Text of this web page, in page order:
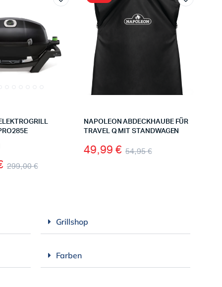
299,00€
NAPOLEON ABDECKHAUBE FÜR
TRAVEL Q MIT STANDWAGEN
54,95€
49,99 €
Grillshop
Farben